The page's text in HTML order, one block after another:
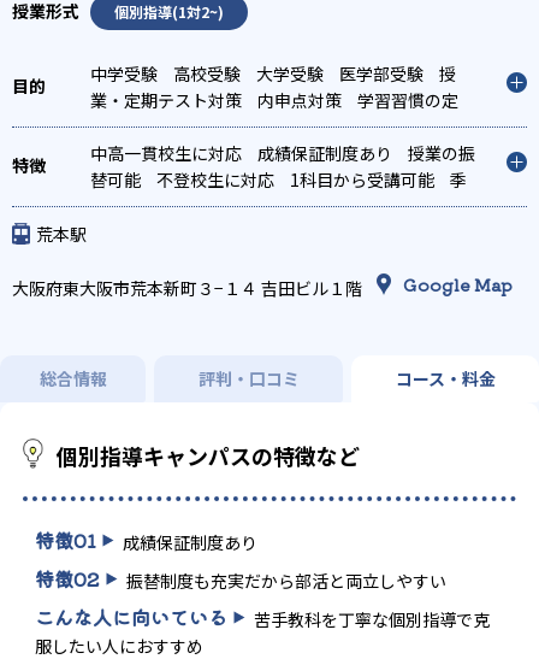
個別指導(1対2~)
中学受験 高校受験 大学受験 医学部受験
授
業・定期テスト対策
内申点対策
学習習慣の定
着
総合型選抜(旧AO)対策 推薦入試対策
学校別
特化対策
国公立大対策 私大対策
共通テスト対
策
英検(英語検定)対策 漢検(漢字検定)対策
数
学特化対策
中高一貫校生に対応 成績保証制度あり
授業の振
替可能
不登校生に対応 1科目から受講可能
季
節講習のみの受講可
荒本駅
大阪府東大阪市荒本新町３−１４ 吉田ビル１階 Google Map
総合情報 評判・口コミ コース・料金
個別指導キャンパスの特徴など
特徴01 成績保証制度あり
特徴02 振替制度も充実だから部活と両立しやすい
こんな人に向いている
苦手教科を丁寧な個別指導で克
服したい人におすすめ